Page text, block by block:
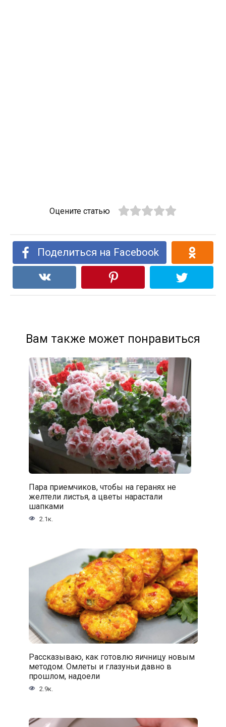
Оцените статью
Поделиться на Facebook
Вам также может понравиться
Пара приемчиков, чтобы на геранях не
желтели листья, а цветы нарастали
шапками
2.1к.
Рассказываю, как готовлю яичницу новым
методом. Омлеты и глазуньи давно в
прошлом, надоели
2.9к.